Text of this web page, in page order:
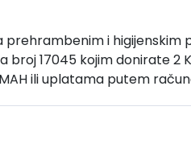
i higijenskim
17045 kojim donirate 2
ili uplatama putem